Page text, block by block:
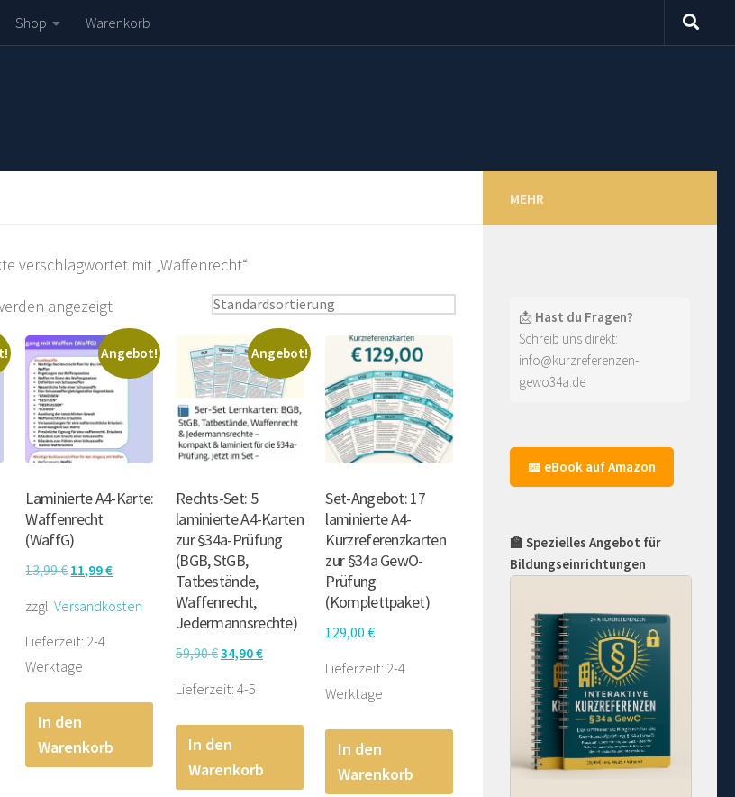
Shop Warenkorb
verschlagwortet mit „Waffenrecht“
angezeigt
Angebot!
Laminierte A4-Karte:
Waffenrecht
(WaffG)
13,99€Ursprünglicher
13,99 €
11,99€Aktueller
zzgl.Versandkosten
Lieferzeit: 2-4
Werktage
In den
Warenkorb
Angebot!
Rechts-Set: 5
laminierte A4-Karten
zur §34a-Prüfung
(BGB, StGB,
Tatbestände,
Waffenrecht,
Jedermannsrechte)
59,90€Ursprünglicher
59,90 €
34,90€Aktueller
34,90 €.
Lieferzeit: 4-5
In den
Warenkorb
Set-Angebot: 17
laminierte A4-
Kurzreferenzkarten
zur §34a GewO-
Prüfung
(Komplettpaket)
129,00€
Lieferzeit: 2-4
Werktage
In den
Warenkorb
MEHR
📩 Hast du Fragen?
Schreib uns direkt:
info@kurzreferenzen-
gewo34a.de
📖 eBook auf Amazon
🏫 Spezielles Angebot für
Bildungseinrichtungen